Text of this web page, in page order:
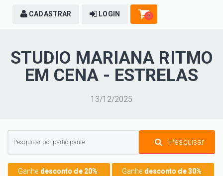
CADASTRAR LOGIN 0
STUDIO MARIANA RITMO
EM CENA - ESTRELAS
13/12/2025
Pesquisar
Ganhe desconto de 20%
Ganhe desconto de 30%